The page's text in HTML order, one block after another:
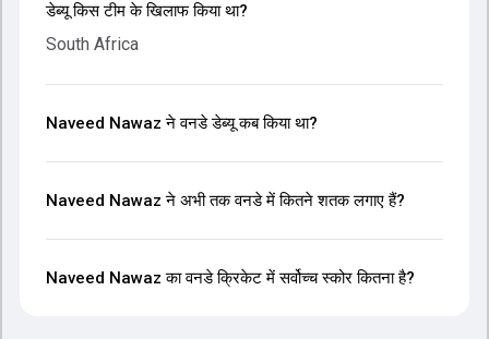
डेब्यू किस टीम के खिलाफ किया था?
South Africa
Naveed Nawaz ने वनडे डेब्यू कब किया था?
Naveed Nawaz ने अभी तक वनडे में कितने शतक लगाए हैं?
Naveed Nawaz का वनडे क्रिकेट में सर्वोच्च स्कोर कितना है?